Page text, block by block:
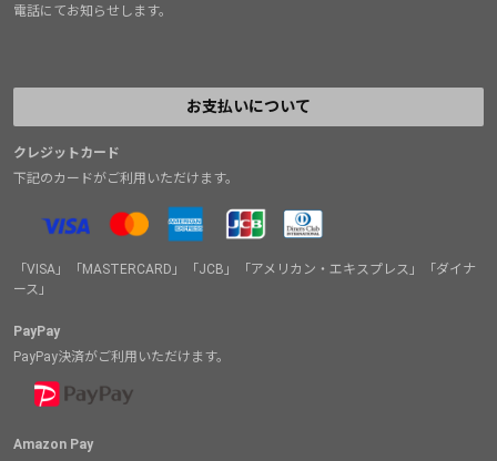
電話にてお知らせします。
お支払いについて
クレジットカード
下記のカードがご利用いただけます。
「VISA」「MASTERCARD」「JCB」「アメリカン・エキスプレス」「ダイナ
ース」
PayPay
PayPay決済がご利用いただけます。
Amazon Pay